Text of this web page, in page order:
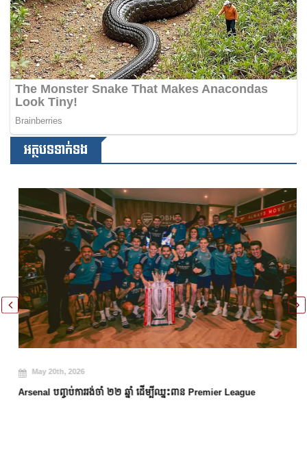
អត្ថបទទាក់ទង
May 20th, 2026
Arsenal បញ្ចប់ការរង់ចាំ ២២ ឆ្នាំ ដើម្បីឈ្នះពាន Premier League